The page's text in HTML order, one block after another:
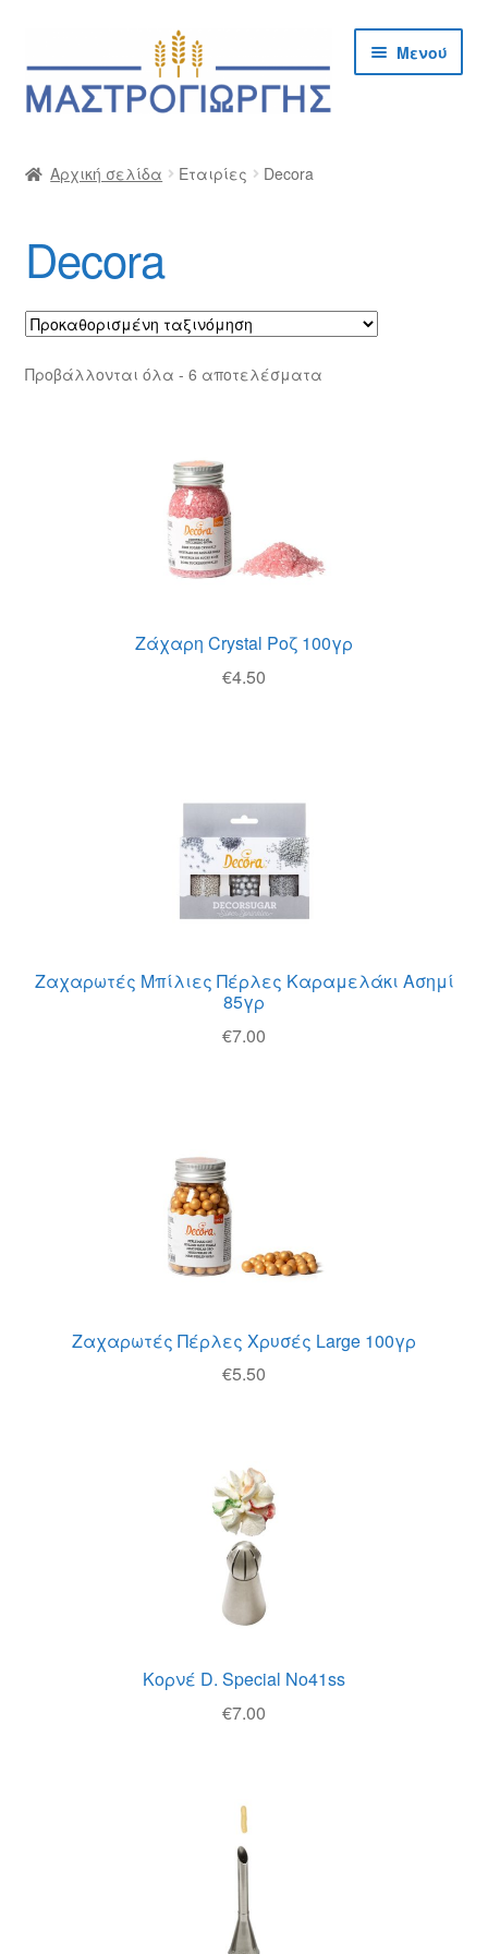
μετάβαση
στην
σε
περιεχόμενο
Μενού
Checkout
Δημιουργία Λογαριασμού Χονδρικής
Επικοινωνία
Θέσεις Εργασίας
Πολιτική Επιστροφών
Τρόποι Αποστολής
Αρχική σελίδα Εταιρίες Decora
Decora
Προβάλλονται όλα - 6 αποτελέσματα
Ζάχαρη Crystal Ροζ 100γρ
€4.50
Ζαχαρωτές Μπίλιες Πέρλες Καραμελάκι Ασημί
85γρ
€7.00
Ζαχαρωτές Πέρλες Χρυσές Large 100γρ
€5.50
Κορνέ D. Special No41ss
€7.00